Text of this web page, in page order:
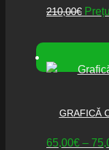
210,00€
GRAFICĂ
65,00€ –